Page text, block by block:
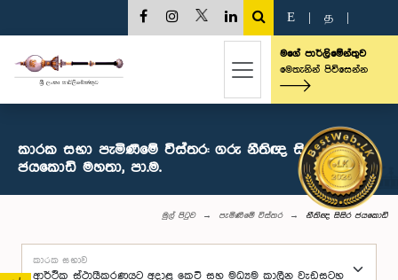
E த
මගේ පාර්ලිමේන්තුව
මෙතැනින් පිවිසෙන්න
කාරක සභා පැමිණීමේ විස්තර: ගරු නීතිඥ සිසිර
ජයකොඩි මහතා, පා.ම.
මුල් පිටුව පැමිණීමේ විස්තර නීතිඥ සිසිර ජයකොඩි
කාරක සභාව